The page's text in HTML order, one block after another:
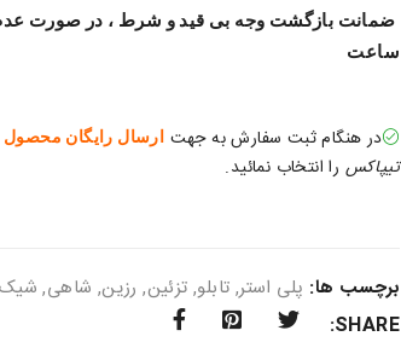
ساعت
در هنگام ثبت سفارش به جهت ارسال رایگان محصول
تیپاکس را انتخاب نمائید.
برچسب ها: پلی استر, تابلو, تزئین, رزین, شاهی, شیک
SHARE: